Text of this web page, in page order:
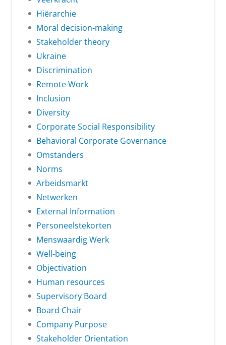
Hiërarchie
Moral decision-making
Stakeholder theory
Ukraine
Discrimination
Remote Work
Inclusion
Diversity
Corporate Social Responsibility
Behavioral Corporate Governance
Omstanders
Norms
Arbeidsmarkt
Netwerken
External Information
Personeelstekorten
Menswaardig Werk
Well-being
Objectivation
Human resources
Supervisory Board
Board Chair
Company Purpose
Stakeholder Orientation